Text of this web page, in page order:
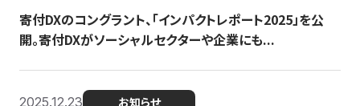
寄付DXのコングラント、「インパクトレポート2025」を公
開。寄付DXがソーシャルセクターや企業にも...
2025.12.23 お知らせ